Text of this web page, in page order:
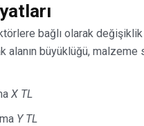
bağlı olarak
alanın büyüklüğü,
X TL
Y TL